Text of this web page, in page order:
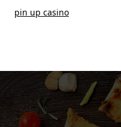
pin up casino